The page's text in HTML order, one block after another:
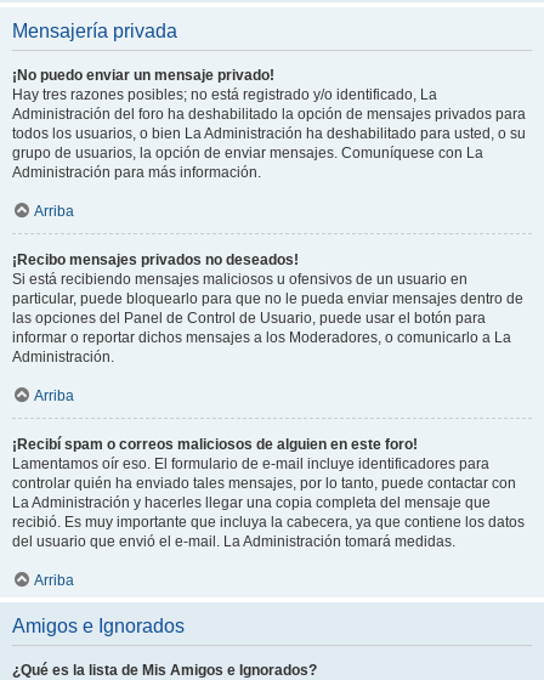
Mensajería privada
¡No puedo enviar un mensaje privado!
Hay tres razones posibles; no está registrado y/o identificado, La
Administración del foro ha deshabilitado la opción de mensajes privados para
todos los usuarios, o bien La Administración ha deshabilitado para usted, o su
grupo de usuarios, la opción de enviar mensajes. Comuníquese con La
Administración para más información.
Arriba
¡Recibo mensajes privados no deseados!
Si está recibiendo mensajes maliciosos u ofensivos de un usuario en
particular, puede bloquearlo para que no le pueda enviar mensajes dentro de
las opciones del Panel de Control de Usuario, puede usar el botón para
informar o reportar dichos mensajes a los Moderadores, o comunicarlo a La
Administración.
Arriba
¡Recibí spam o correos maliciosos de alguien en este foro!
Lamentamos oír eso. El formulario de e-mail incluye identificadores para
controlar quién ha enviado tales mensajes, por lo tanto, puede contactar con
La Administración y hacerles llegar una copia completa del mensaje que
recibió. Es muy importante que incluya la cabecera, ya que contiene los datos
del usuario que envió el e-mail. La Administración tomará medidas.
Arriba
Amigos e Ignorados
¿Qué es la lista de Mis Amigos e Ignorados?